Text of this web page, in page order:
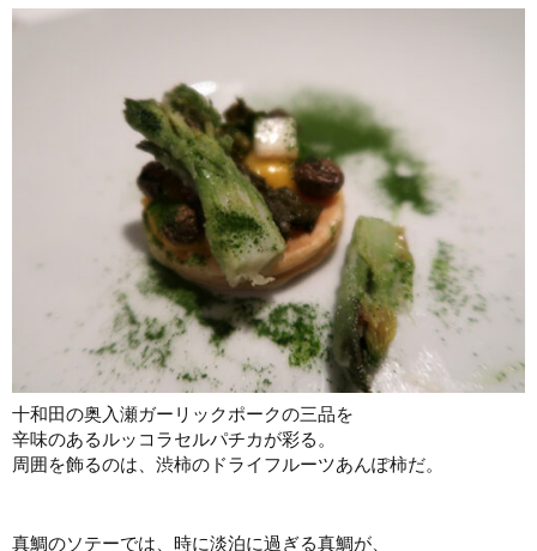
十和田の奥入瀬ガーリックポークの三品を
辛味のあるルッコラセルパチカが彩る。
周囲を飾るのは、渋柿のドライフルーツあんぽ柿だ。
真鯛のソテーでは、時に淡泊に過ぎる真鯛が、